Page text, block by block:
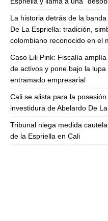
La historia detrás de la
De La Espriella: tradición,
colombiano reconocido en el
Caso Lili Pink: Fiscalía
de activos y pone bajo la
entramado empresarial
Cali se alista para la
investidura de Abelardo De
Tribunal niega medida
de la Espriella en Cali